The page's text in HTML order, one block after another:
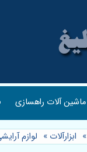
ماشین آلات راهسازی
» ابزارآلات » لوازم